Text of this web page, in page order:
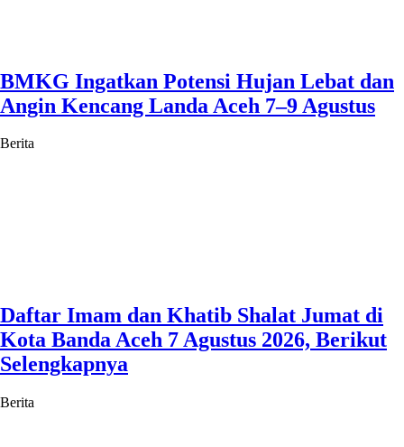
BMKG Ingatkan Potensi Hujan Lebat dan
Angin Kencang Landa Aceh 7–9 Agustus
Berita
Daftar Imam dan Khatib Shalat Jumat di
Kota Banda Aceh 7 Agustus 2026, Berikut
Selengkapnya
Berita